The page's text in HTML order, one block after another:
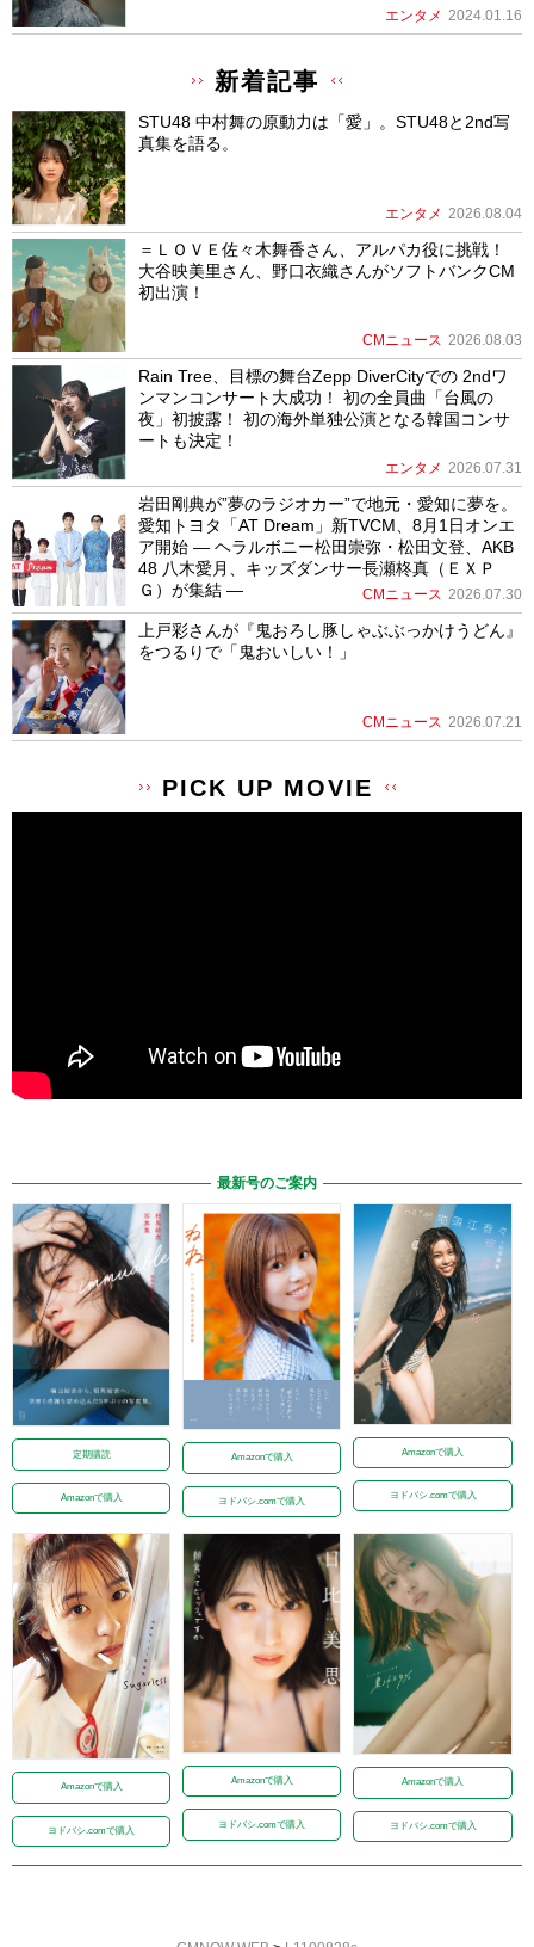
エンタメ 2024.01.16
新着記事
STU48 中村舞の原動力は「愛」。STU48と2nd写
真集を語る。
エンタメ 2026.08.04
＝ＬＯＶＥ佐々木舞香さん、アルパカ役に挑戦！
大谷映美里さん、野口衣織さんがソフトバンクCM
初出演！
CMニュース 2026.08.03
Rain Tree、目標の舞台Zepp DiverCityでの 2ndワ
ンマンコンサート大成功！ 初の全員曲「台風の
夜」初披露！ 初の海外単独公演となる韓国コンサ
ートも決定！
エンタメ 2026.07.31
岩田剛典が”夢のラジオカー”で地元・愛知に夢を。
愛知トヨタ「AT Dream」新TVCM、8月1日オンエ
ア開始 ― ヘラルボニー松田崇弥・松田文登、AKB
48 八木愛月、キッズダンサー長瀬柊真（ＥＸＰ
Ｇ）が集結 ―
CMニュース 2026.07.30
上戸彩さんが『鬼おろし豚しゃぶぶっかけうどん』
をつるりで「鬼おいしい！」
CMニュース 2026.07.21
PICK UP MOVIE
最新号のご案内
定期購読
Amazonで購入
Amazonで購入
ヨドバシ.comで購入
Amazonで購入
ヨドバシ.comで購入
Amazonで購入
ヨドバシ.comで購入
Amazonで購入
ヨドバシ.comで購入
Amazonで購入
ヨドバシ.comで購入